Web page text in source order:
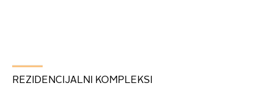
REZIDENCIJALNI KOMPLEKSI